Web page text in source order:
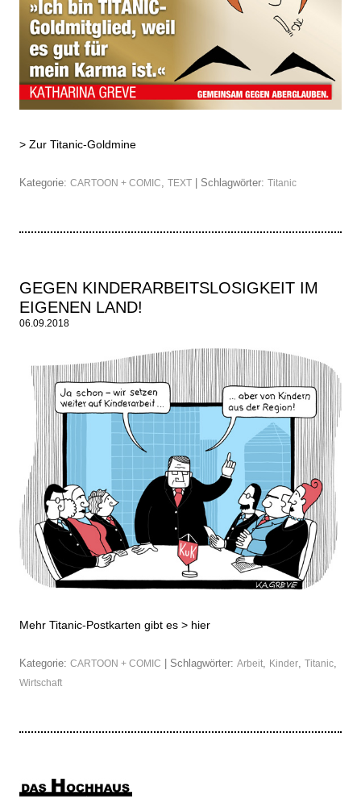
> Zur Titanic-Goldmine
Kategorie: CARTOON + COMIC TEXT | Schlagwörter: Titanic
GEGEN KINDERARBEITSLOSIGKEIT IM
EIGENEN LAND!
06.09.2018
Mehr Titanic-Postkarten gibt es > hier
Kategorie: CARTOON + COMIC | Schlagwörter: Arbeit Kinder Titanic
Wirtschaft